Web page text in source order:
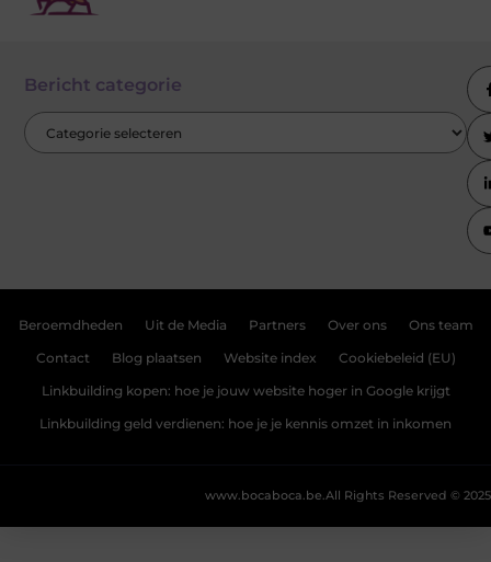
Bericht categorie
Beroemdheden Uit de Media Partners Over ons Ons team
Contact Blog plaatsen Website index Cookiebeleid (EU)
Linkbuilding kopen: hoe je jouw website hoger in Google krijgt
Linkbuilding geld verdienen: hoe je je kennis omzet in inkomen
All Rights Reserved © 2025
www.bocaboca.be.